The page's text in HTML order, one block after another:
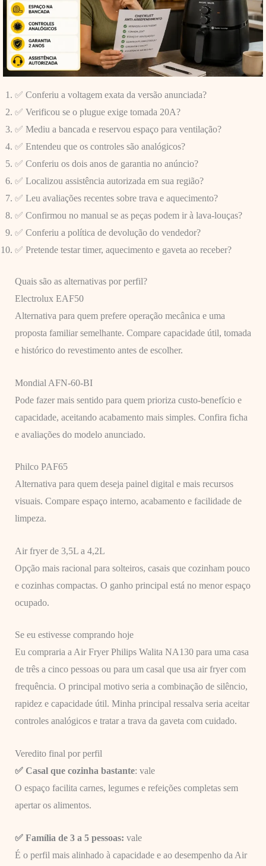
✅ Conferiu a voltagem exata da versão anunciada?
✅ Verificou se o plugue exige tomada 20A?
✅ Mediu a bancada e reservou espaço para ventilação?
✅ Entendeu que os controles são analógicos?
✅ Conferiu os dois anos de garantia no anúncio?
✅ Localizou assistência autorizada em sua região?
✅ Leu avaliações recentes sobre trava e aquecimento?
✅ Confirmou no manual se as peças podem ir à lava-louças?
✅ Conferiu a política de devolução do vendedor?
✅ Pretende testar timer, aquecimento e gaveta ao receber?
Quais são as alternativas por perfil?
Electrolux EAF50
Alternativa para quem prefere operação mecânica e uma
proposta familiar semelhante. Compare capacidade útil, tomada
e histórico do revestimento antes de escolher.
Mondial AFN-60-BI
Pode fazer mais sentido para quem prioriza custo-benefício e
capacidade, aceitando acabamento mais simples. Confira ficha
e avaliações do modelo anunciado.
Philco PAF65
Alternativa para quem deseja painel digital e mais recursos
visuais. Compare espaço interno, acabamento e facilidade de
limpeza.
Air fryer de 3,5L a 4,2L
Opção mais racional para solteiros, casais que cozinham pouco
e cozinhas compactas. O ganho principal está no menor espaço
ocupado.
Se eu estivesse comprando hoje
Eu compraria a Air Fryer Philips Walita NA130 para uma casa
de três a cinco pessoas ou para um casal que usa air fryer com
frequência. O principal motivo seria a combinação de silêncio,
rapidez e capacidade útil. Minha principal ressalva seria aceitar
controles analógicos e tratar a trava da gaveta com cuidado.
Veredito final por perfil
✅ Casal que cozinha bastante: vale
O espaço facilita carnes, legumes e refeições completas sem
apertar os alimentos.
✅ Família de 3 a 5 pessoas: vale
É o perfil mais alinhado à capacidade e ao desempenho da Air